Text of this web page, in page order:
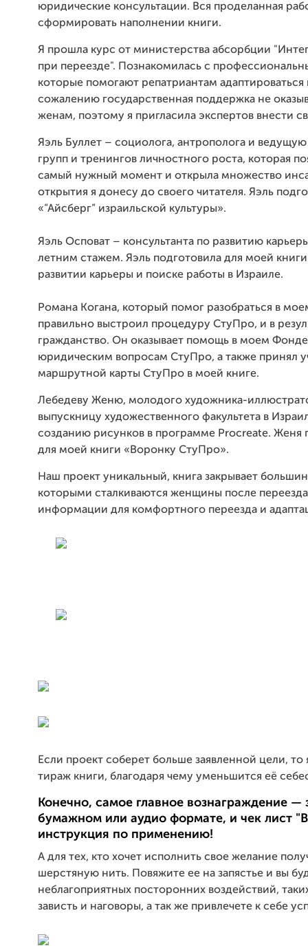
юридические консультации. Вся проделанная
сформировать наполнении книги.
Я прошла курс от министерства абсорбции
при переезде". Познакомилась с
которые помогают репатриантам адаптироваться
сожалению государственная поддержка не
женам, поэтому я пригласила экспертов внести
Яэль Буллет – социолога, антрополога и
групп и тренингов личностного роста, которая
самый нужный момент и открыла множество
открытия я донесу до своего читателя. Яэль
«”Айсберг” израильской культуры».
Яэль Осповат – консультанта по развитию
летним стажем. Яэль подготовила для моей
развитии карьеры и поиске работы в Израиле.
Романа Когана, который помог разобраться в
правильно выстроил процедуру СтуПро, и в
гражданство. Он оказывает помощь в моем Ф
юридическим вопросам СтуПро, а также принял
маршрутной карты СтуПро в моей книге.
Лебедеву Женю, молодого художника-
выпускницу художественного факультета в
созданию рисунков в программе Procreate. Женя
для моей книги «Воронку СтуПро».
Наш проект уникальный, книга закрывает
которыми сталкиваются женщины после
информации для комфортного переезда и
Если проект соберет больше заявленной цели,
тираж книги, благодаря чему уменьшится её
Конечно, самое главное вознаграждение —
бумажном или аудио формате, и чек лист
инструкция по применению!
А для тех, кто хочет исполнить свое желание
шерстяную нить. Повяжите ее на запястье и вы
неблагоприятных посторонних воздействий,
зависть и наговоры, а так же привлечете к себе